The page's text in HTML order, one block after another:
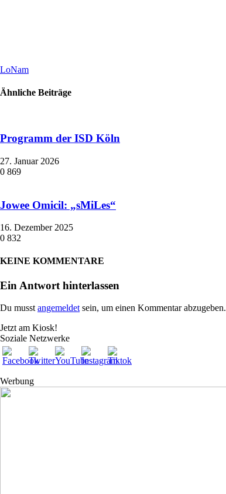
LoNam
Ähnliche Beiträge
Programm der ISD Köln
27. Januar 2026
0 869
Jowee Omicil: „sMiLes“
16. Dezember 2025
0 832
KEINE KOMMENTARE
Ein Antwort hinterlassen
Du musstangemeldetsein, um einen Kommentar abzugeben.
Jetzt am Kiosk!
Soziale Netzwerke
Werbung